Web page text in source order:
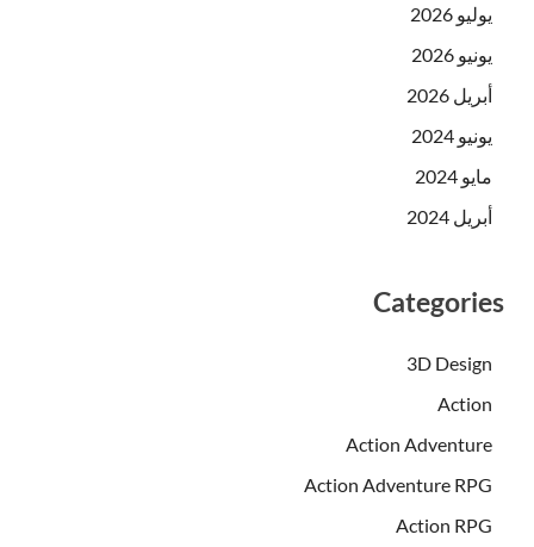
يوليو 2026
يونيو 2026
أبريل 2026
يونيو 2024
مايو 2024
أبريل 2024
Categories
3D Design
Action
Action Adventure
Action Adventure RPG
Action RPG